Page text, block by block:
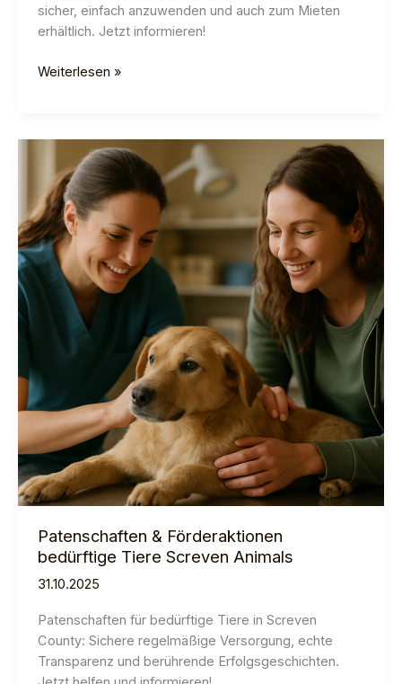
sicher, einfach anzuwenden und auch zum Mieten
erhältlich. Jetzt informieren!
Bemer
und
Anwendung
Weiterlesen »
Patenschaften & Förderaktionen
bedürftige Tiere Screven Animals
31.10.2025
Patenschaften für bedürftige Tiere in Screven
County: Sichere regelmäßige Versorgung, echte
Transparenz und berührende Erfolgsgeschichten.